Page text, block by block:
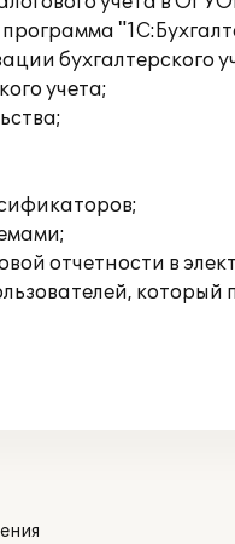
бухгалтерского
учета;
отчетности в